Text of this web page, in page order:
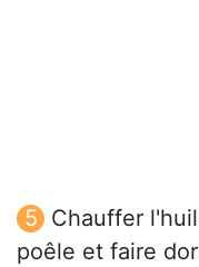
Chauffer
poêle et faire